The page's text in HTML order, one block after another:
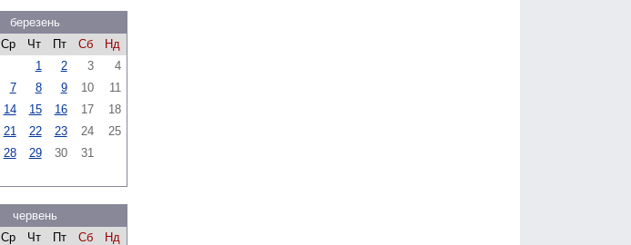
березень
Ср Чт Пт Сб
Нд
1
2 3
4
7 8 9 10
11
14 15 16 17
18
21 22 23 24
25
28 29 30 31
червень
Ср Чт Пт Сб
Нд